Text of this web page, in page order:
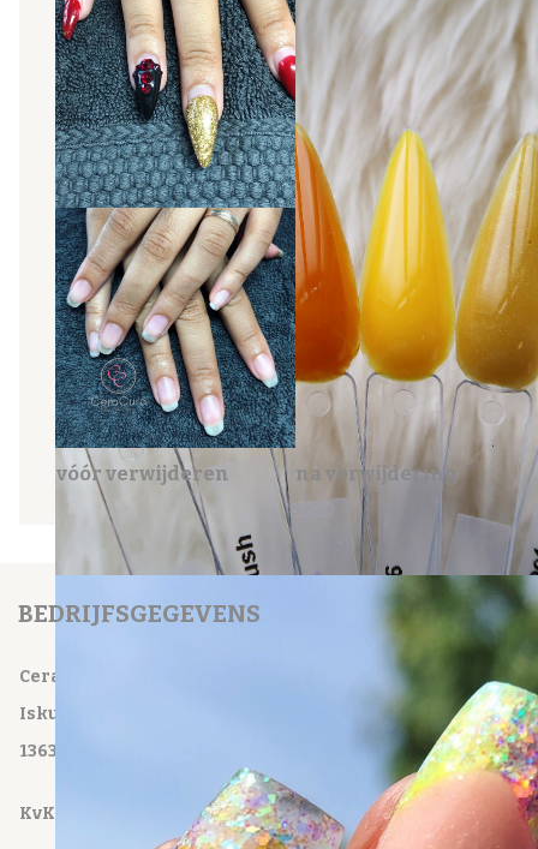
vóór verwijderen na verwijdering
BEDRIJFSGEGEVENS
CeraCura Beauty Care
Iskurstraat 4
1363 RC Almere
KvK: 62859668